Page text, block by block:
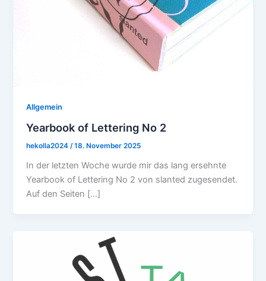
Allgemein
Yearbook of Lettering No 2
hekolla2024/18. November 2025
In der letzten Woche wurde mir das lang ersehnte
Yearbook of Lettering No 2 von slanted zugesendet.
Auf den Seiten […]